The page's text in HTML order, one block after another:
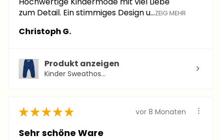
zum Detail. Ein stimmiges Design u...ZEIG MEHR
Christoph G.
Produkt anzeigen
Kinder Sweathos...
★★★★★ vor 8 Monaten
Sehr schöne Ware